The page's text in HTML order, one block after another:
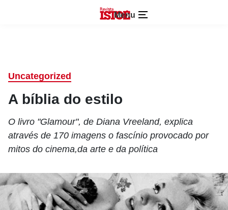
Menu
Uncategorized
A bíblia do estilo
O livro "Glamour", de Diana Vreeland, explica
através de 170 imagens o fascínio provocado por
mitos do cinema,da arte e da política